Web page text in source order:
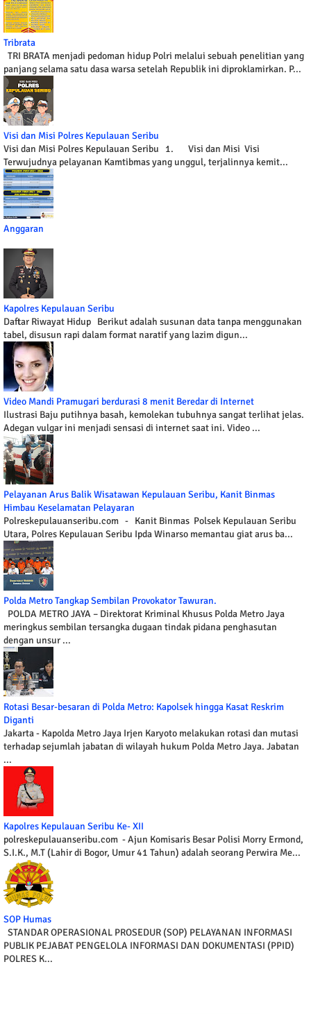
Tribrata
TRI BRATA menjadi pedoman hidup Polri melalui sebuah penelitian yang
panjang selama satu dasa warsa setelah Republik ini diproklamirkan. P...
Visi dan Misi Polres Kepulauan Seribu
Visi dan Misi Polres Kepulauan Seribu 1. Visi dan Misi Visi
Terwujudnya pelayanan Kamtibmas yang unggul, terjalinnya kemit...
Anggaran
Kapolres Kepulauan Seribu
Daftar Riwayat Hidup Berikut adalah susunan data tanpa menggunakan
tabel, disusun rapi dalam format naratif yang lazim digun...
Video Mandi Pramugari berdurasi 8 menit Beredar di Internet
Ilustrasi Baju putihnya basah, kemolekan tubuhnya sangat terlihat jelas.
Adegan vulgar ini menjadi sensasi di internet saat ini. Video ...
Pelayanan Arus Balik Wisatawan Kepulauan Seribu, Kanit Binmas
Himbau Keselamatan Pelayaran
Polreskepulauanseribu.com - Kanit Binmas Polsek Kepulauan Seribu
Utara, Polres Kepulauan Seribu Ipda Winarso memantau giat arus ba...
Polda Metro Tangkap Sembilan Provokator Tawuran.
POLDA METRO JAYA – Direktorat Kriminal Khusus Polda Metro Jaya
meringkus sembilan tersangka dugaan tindak pidana penghasutan
dengan unsur ...
Rotasi Besar-besaran di Polda Metro: Kapolsek hingga Kasat Reskrim
Diganti
Jakarta - Kapolda Metro Jaya Irjen Karyoto melakukan rotasi dan mutasi
terhadap sejumlah jabatan di wilayah hukum Polda Metro Jaya. Jabatan
...
Kapolres Kepulauan Seribu Ke- XII
polreskepulauanseribu.com - Ajun Komisaris Besar Polisi Morry Ermond,
S.I.K., M.T (Lahir di Bogor, Umur 41 Tahun) adalah seorang Perwira Me...
SOP Humas
STANDAR OPERASIONAL PROSEDUR (SOP) PELAYANAN INFORMASI
PUBLIK PEJABAT PENGELOLA INFORMASI DAN DOKUMENTASI (PPID)
POLRES K...